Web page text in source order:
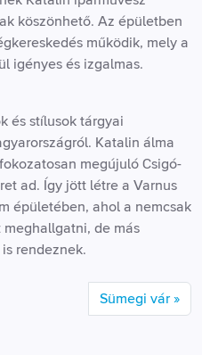
köszönhető. Az épületben
működik, mely a
igényes és izgalmas.
és stílusok tárgyai
Katalin álma
megújuló Csigó-
ad. Így jött létre a Varnus
épületében, ahol a nemcsak
de más
rendeznek.
Sümegi vár